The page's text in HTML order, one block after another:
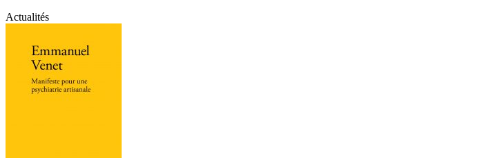
Actualités